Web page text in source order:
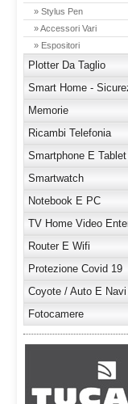
» Stylus Pen
» Accessori Vari
» Espositori
Plotter Da Taglio
Smart Home -
Memorie
Ricambi Telefonia
Smartphone E Tablet
Smartwatch
Notebook E PC
TV Home Video
Router E Wifi
Protezione Covid 19
Coyote / Auto E Navi
Fotocamere